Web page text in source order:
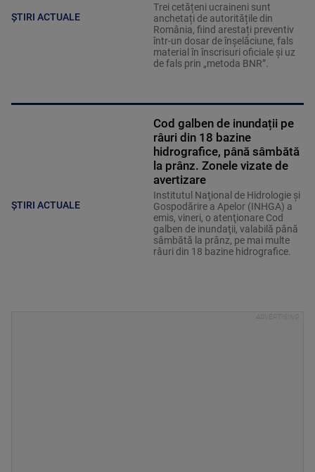
ȘTIRI ACTUALE
Trei cetățeni ucraineni sunt
anchetați de autoritățile din
România, fiind arestați preventiv
într-un dosar de înșelăciune, fals
material în înscrisuri oficiale și uz
de fals prin „metoda BNR”.
ȘTIRI ACTUALE
Cod galben de inundații pe
râuri din 18 bazine
hidrografice, până sâmbătă
la prânz. Zonele vizate de
avertizare
Institutul Naţional de Hidrologie şi
Gospodărire a Apelor (INHGA) a
emis, vineri, o atenţionare Cod
galben de inundaţii, valabilă până
sâmbătă la prânz, pe mai multe
râuri din 18 bazine hidrografice.